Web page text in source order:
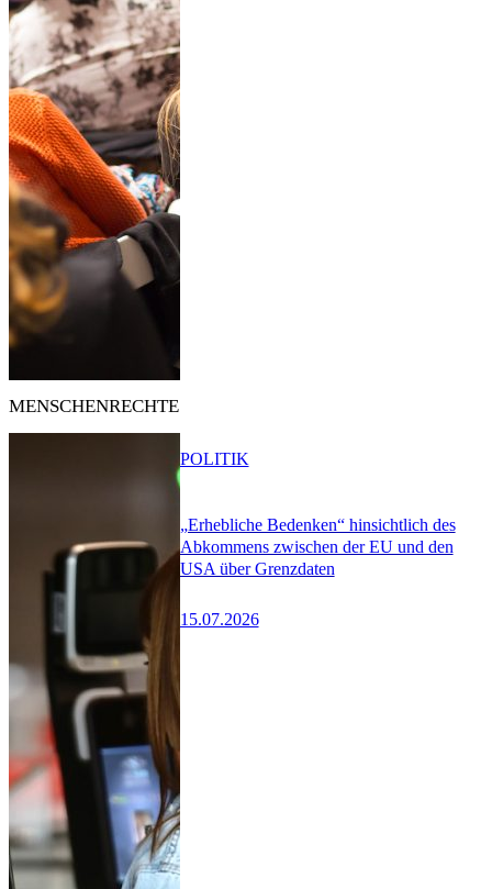
MENSCHENRECHTE
„Erhebliche Bedenken“ hinsichtlich des
Abkommens zwischen der EU und den
USA über Grenzdaten
15.07.2026
POLITIK